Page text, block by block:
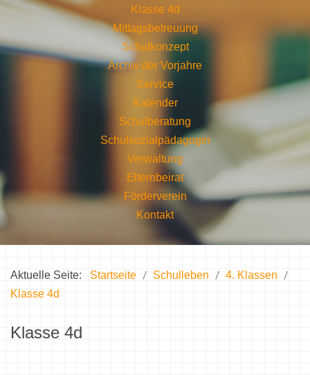
Klasse 4d
Mittagsbetreuung
Schulkonzept
Archiv der Vorjahre
Service
Kalender
Schulberatung
Schulsozialpädagogin
Verwaltung
Elternbeirat
Förderverein
Kontakt
Aktuelle Seite: Startseite Schulleben
4. Klassen
Klasse 4d
Klasse 4d